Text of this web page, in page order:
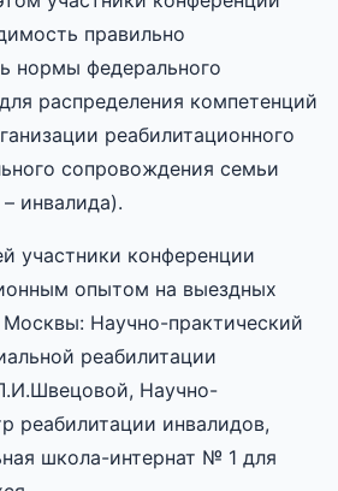
правильно
нормы федерального
распределения компетенций
реабилитационного
сопровождения семьи
инвалида).
участники конференции
опытом на выездных
Научно-практический
реабилитации
Научно-
реабилитации инвалидов,
школа-интернат № 1 для